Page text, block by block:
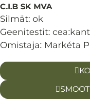
C.I.B SK MVA
Silmät: ok
Geenitestit:
Omistaja: Markéta